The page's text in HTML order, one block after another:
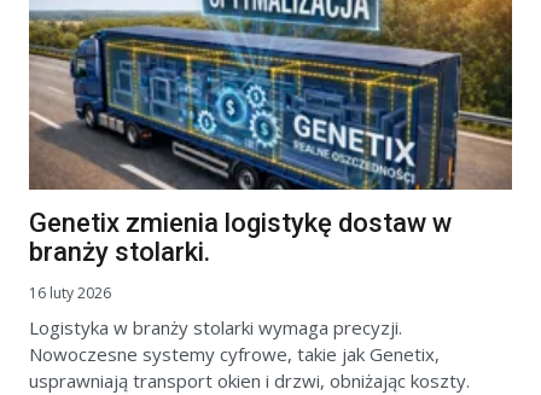
Genetix zmienia logistykę dostaw w
branży stolarki.
16 luty 2026
Logistyka w branży stolarki wymaga precyzji.
Nowoczesne systemy cyfrowe, takie jak Genetix,
usprawniają transport okien i drzwi, obniżając koszty.